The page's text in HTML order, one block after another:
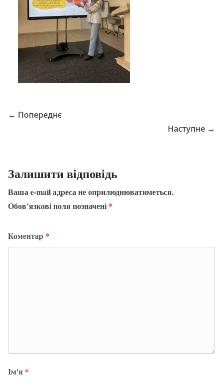
← Попереднє
Наступне →
Залишити відповідь
Ваша e-mail адреса не оприлюднюватиметься.
Обов’язкові поля позначені *
Коментар *
Ім'я *